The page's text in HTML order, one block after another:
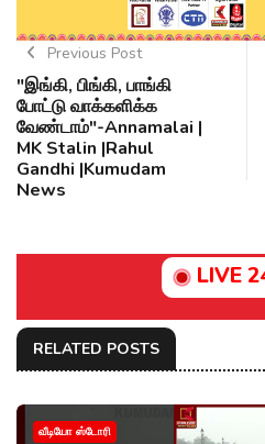
Previous Post
"இங்கி, பிங்கி, பாங்கி
போட்டு வாக்களிக்க
வேண்டாம்"-Annamalai |
MK Stalin |Rahul
Gandhi |Kumudam
News
LIVE
RELATED POSTS
வீடியோ ஸ்டோரி